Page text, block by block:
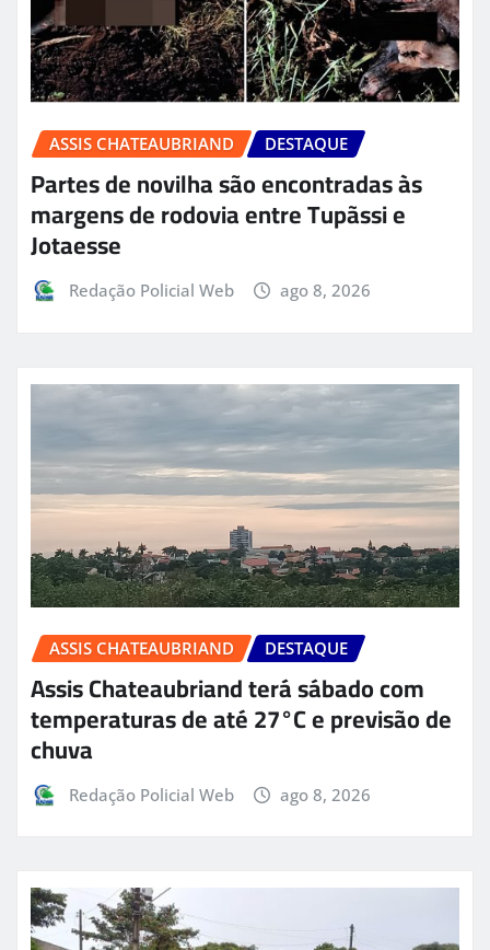
ASSIS CHATEAUBRIAND DESTAQUE
Partes de novilha são encontradas às
margens de rodovia entre Tupãssi e
Jotaesse
Redação Policial Web ago 8, 2026
ASSIS CHATEAUBRIAND DESTAQUE
Assis Chateaubriand terá sábado com
temperaturas de até 27°C e previsão de
chuva
Redação Policial Web ago 8, 2026